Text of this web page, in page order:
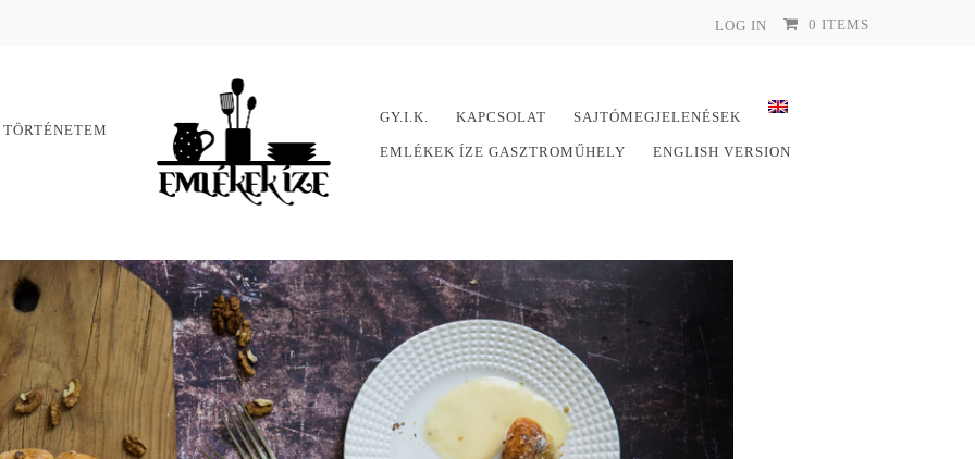
LOG IN 0 ITEMS
TÖRTÉNETEM
GY.I.K. KAPCSOLAT SAJTÓMEGJELENÉSEK
EMLÉKEK ÍZE GASZTROMŰHELY ENGLISH VERSION